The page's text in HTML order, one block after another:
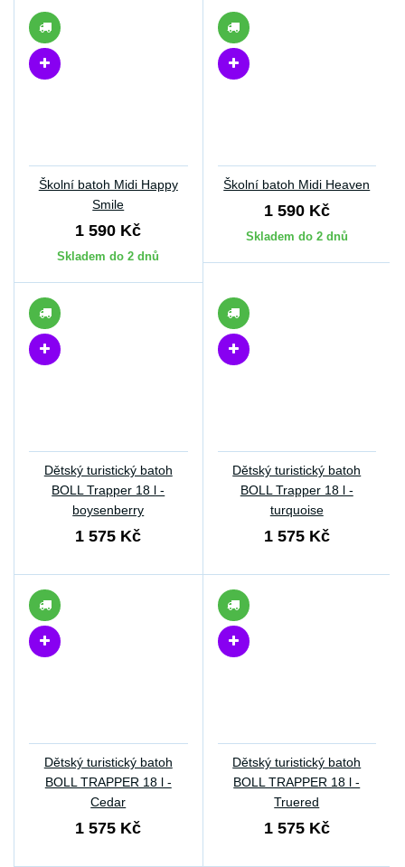
Školní batoh Midi Happy
Smile
1 590 Kč
Skladem do 2 dnů
Školní batoh Midi Heaven
1 590 Kč
Skladem do 2 dnů
Dětský turistický batoh
BOLL Trapper 18 l -
boysenberry
1 575 Kč
Dětský turistický batoh
BOLL Trapper 18 l -
turquoise
1 575 Kč
Dětský turistický batoh
BOLL TRAPPER 18 l -
Cedar
1 575 Kč
Dětský turistický batoh
BOLL TRAPPER 18 l -
Truered
1 575 Kč